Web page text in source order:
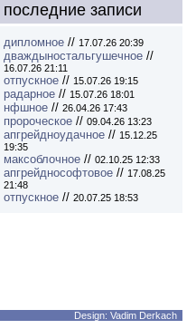
последние записи
дипломное // 17.07.26 20:39
дваждыностальгушечное //
16.07.26 21:11
отпускное // 15.07.26 19:15
радарное // 15.07.26 18:01
нфшное // 26.04.26 17:43
пророческое // 09.04.26 13:23
апгрейдноудачное // 15.12.25
19:35
максоблочное // 02.10.25 12:33
апгрейднософтовое // 17.08.25
21:48
отпускное // 20.07.25 18:53
Design: Vadim Derkach